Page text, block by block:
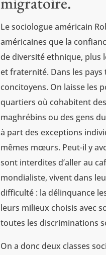
Le sociologue américain
américaines que la
de diversité ethnique, plus
et fraternité. Dans les
concitoyens. On laisse les
quartiers où cohabitent
maghrébins ou des gens
à part des exceptions
mêmes mœurs. Peut-il y
sont interdites d’aller au
mondialiste, vivent dans
difficulté : la délinquance
leurs milieux choisis avec
toutes les discriminations
On a donc deux classes